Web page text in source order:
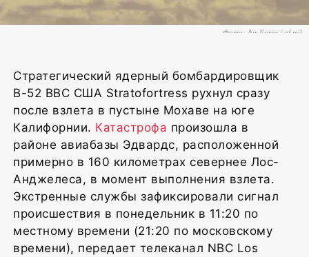
Фото: Air Force / af.mil
Стратегический ядерный бомбардировщик
B-52 ВВС США Stratofortress рухнул сразу
после взлета в пустыне Мохаве на юге
Калифорнии. Катастрофа произошла в
районе авиабазы Эдвардс, расположенной
примерно в 160 километрах севернее Лос-
Анджелеса, в момент выполнения взлета.
Экстренные службы зафиксировали сигнал
происшествия в понедельник в 11:20 по
местному времени (21:20 по московскому
времени), передает телеканал NBC Los